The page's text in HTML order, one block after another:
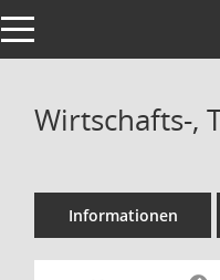
Toggle navigation
Wirtschafts-,
Informationen